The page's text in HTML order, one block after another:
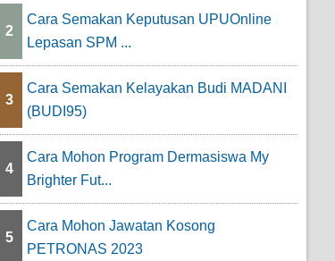
2
Cara Semakan Keputusan UPUOnline
Lepasan SPM ...
3
Cara Semakan Kelayakan Budi MADANI
(BUDI95)
4
Cara Mohon Program Dermasiswa My
Brighter Fut...
5
Cara Mohon Jawatan Kosong
PETRONAS 2023